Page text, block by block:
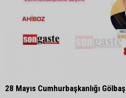
28 Mayıs Cumhurbaşkanlığı